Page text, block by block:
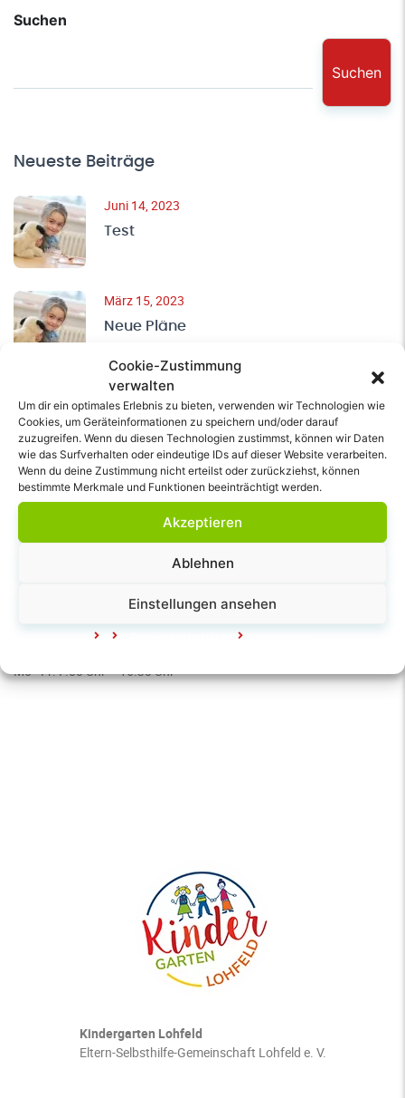
Cookie-Zustimmung
verwalten
Um dir ein optimales Erlebnis zu bieten, verwenden wir Technologien wie
Cookies, um Geräteinformationen zu speichern und/oder darauf
zuzugreifen. Wenn du diesen Technologien zustimmst, können wir Daten
wie das Surfverhalten oder eindeutige IDs auf dieser Website verarbeiten.
Wenn du deine Zustimmung nicht erteilst oder zurückziehst, können
bestimmte Merkmale und Funktionen beeinträchtigt werden.
Akzeptieren
Ablehnen
Einstellungen ansehen
Suchen
Suchen
Neueste Beiträge
Juni 14, 2023
Test
März 15, 2023
Neue Pläne
März 15, 2023
Neujahr
E-Mail:kiga-else@t-online.de
Mo - Fr: 7.00 Uhr – 16.30 Uhr
Kindergarten Lohfeld
Eltern-Selbsthilfe-Gemeinschaft Lohfeld e. V.